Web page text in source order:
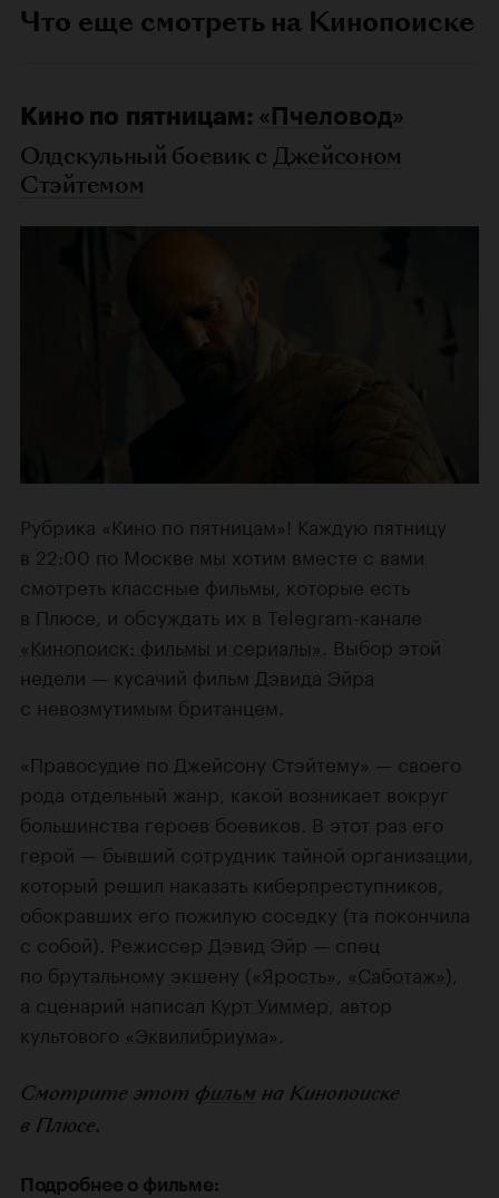
Что еще смотреть на Кинопоиске
Кино по пятницам: «Пчеловод»
Олдскульный боевик с Джейсоном
Стэйтемом
Рубрика «Кино по пятницам»! Каждую пятницу
в 22:00 по Москве мы хотим вместе с вами
смотреть классные фильмы, которые есть
в Плюсе, и обсуждать их в Telegram-канале
«Кинопоиск: фильмы и сериалы». Выбор этой
недели — кусачий фильм Дэвида Эйра
с невозмутимым британцем.
«Правосудие по Джейсону Стэйтему» — своего
рода отдельный жанр, какой возникает вокруг
большинства героев боевиков. В этот раз его
герой — бывший сотрудник тайной организации,
который решил наказать киберпреступников,
обокравших его пожилую соседку (та покончила
с собой). Режиссер Дэвид Эйр — спец
по брутальному экшену («Ярость», «Саботаж»),
а сценарий написал Курт Уиммер, автор
культового «Эквилибриума».
Смотрите этот фильм на Кинопоиске
в Плюсе.
Подробнее о фильме: